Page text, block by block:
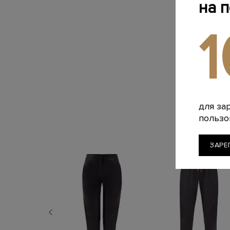
на
для